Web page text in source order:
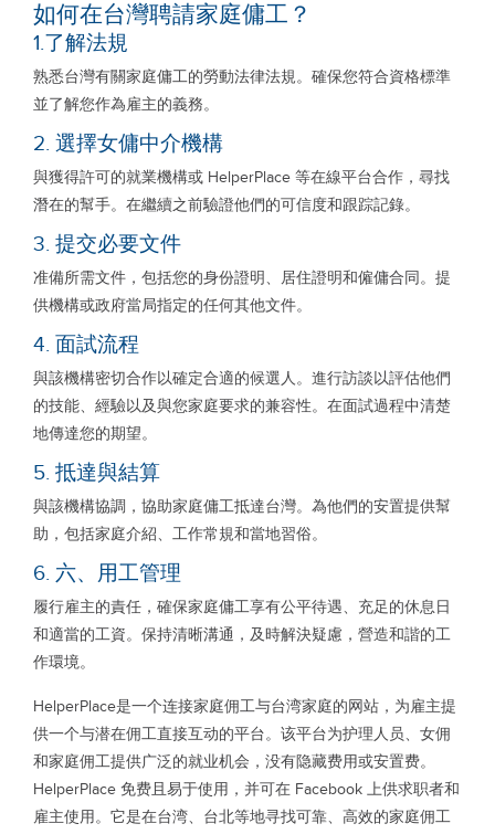
如何在台灣聘請家庭傭工？
1.了解法規
熟悉台灣有關家庭傭工的勞動法律法規。確保您符合資格標準
並了解您作為雇主的義務。
2. 選擇女傭中介機構
與獲得許可的就業機構或 HelperPlace 等在線平台合作，尋找
潛在的幫手。在繼續之前驗證他們的可信度和跟踪記錄。
3. 提交必要文件
准備所需文件，包括您的身份證明、居住證明和僱傭合同。提
供機構或政府當局指定的任何其他文件。
4. 面試流程
與該機構密切合作以確定合適的候選人。進行訪談以評估他們
的技能、經驗以及與您家庭要求的兼容性。在面試過程中清楚
地傳達您的期望。
5. 抵達與結算
與該機構協調，協助家庭傭工抵達台灣。為他們的安置提供幫
助，包括家庭介紹、工作常規和當地習俗。
6. 六、用工管理
履行雇主的責任，確保家庭傭工享有公平待遇、充足的休息日
和適當的工資。保持清晰溝通，及時解決疑慮，營造和諧的工
作環境。
HelperPlace是一个连接家庭佣工与台湾家庭的网站，为雇主提
供一个与潜在佣工直接互动的平台。该平台为护理人员、女佣
和家庭佣工提供广泛的就业机会，没有隐藏费用或安置费。
HelperPlace 免费且易于使用，并可在 Facebook 上供求职者和
雇主使用。它是在台湾、台北等地寻找可靠、高效的家庭佣工